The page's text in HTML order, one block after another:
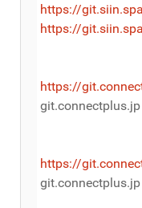
https://
https://
https://
git.connectplus.jp
https://
git.connectplus.jp